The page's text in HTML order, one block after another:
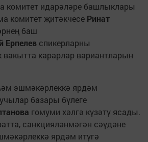
комитет идарәләре башлыклары
комитет җитәкчесе Ринат
баш
Ерпелев спикерларны
карарлар вариантларын
эшмәкәрлеккә ярдәм
базары бүлеге
гомуми хәлгә күзәтү ясады.
санкцияләнмәгән сәүдәне
ярдәм итүгә